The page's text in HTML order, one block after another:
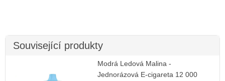
Související produkty
Modrá Ledová Malina -
Jednorázová E-cigareta 12 000